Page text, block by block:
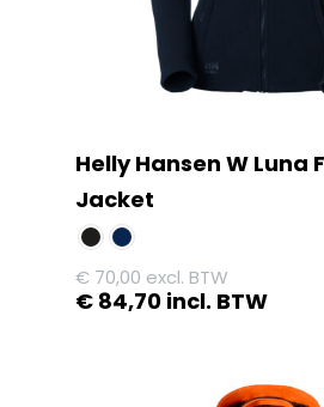
Helly Hansen W Luna
Jacket
€ 70,00 excl. BTW
€ 84,70 incl. BTW